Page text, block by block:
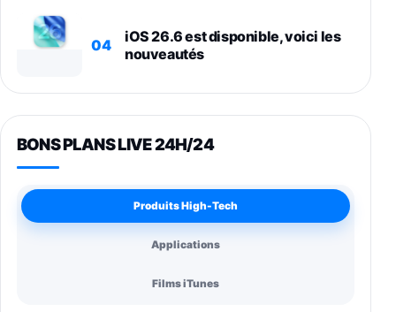
04
iOS 26.6 est disponible, voici les
nouveautés
BONS PLANS LIVE 24H/24
Produits High-Tech
Applications
Films iTunes